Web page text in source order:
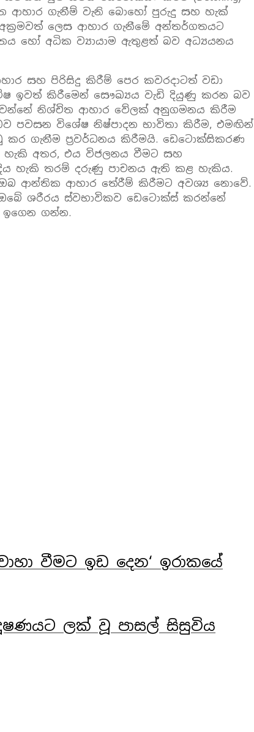
ආහාර ගැනීම් වැනි බොහෝ පුරුදු සහ හැක්
ලෙස ආහාර ගැනීමේ අන්තර්ගතයට
හෝ අධික ව්‍යායාම ඇතුළත් බව අධ්‍යයනය
ආහාර සහ පිරිසිදු කිරීම් පෙර කවරදාටත් වඩා
ඉවත් කිරීමෙන් සෞඛ්‍යය වැඩි දියුණු කරන බව
නිශ්චිත ආහාර වේලක් අනුගමනය කිරීම
පවසන විශේෂ නිෂ්පාදන භාවිතා කිරීම, එමඟින්
ගැනීම ප්‍රවර්ධනය කිරීමයි. ඩෙටොක්සිකරණ
අතර, එය විජලනය වීමට සහ
හැකි තරම් දරුණු පාචනය ඇති කළ හැකිය.
ආන්තික ආහාර තේරීම් කිරීමට අවශ්‍ය නොවේ.
ශරීරය ස්වභාවිකව ඩෙටොක්ස් කරන්නේ
ඉගෙන ගන්න.
වීමට ඉඩ දෙන‘ ඉරාකයේ
ලක් වූ පාසල් සිසුවිය